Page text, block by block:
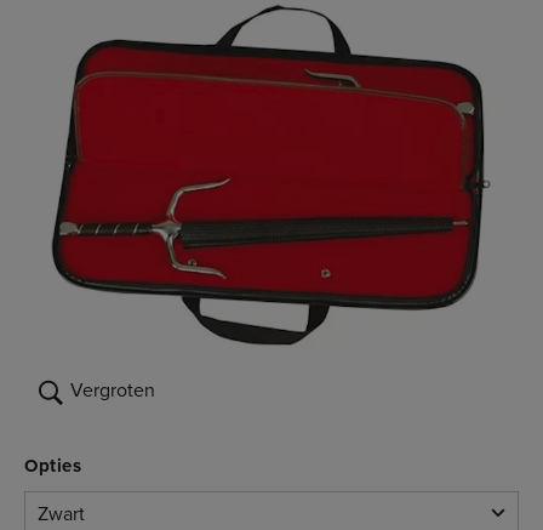
Vergroten
Opties
Zwart